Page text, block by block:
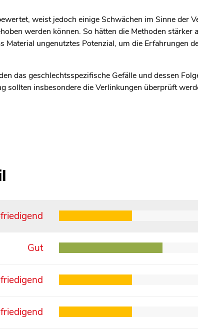
weist jedoch einige Schwächen im Sinne der
werden können. So hätten die Methoden stärker
Material ungenutztes Potenzial, um die Erfahrungen
das geschlechtsspezifische Gefälle und dessen
sollten insbesondere die Verlinkungen überprüft
Gut